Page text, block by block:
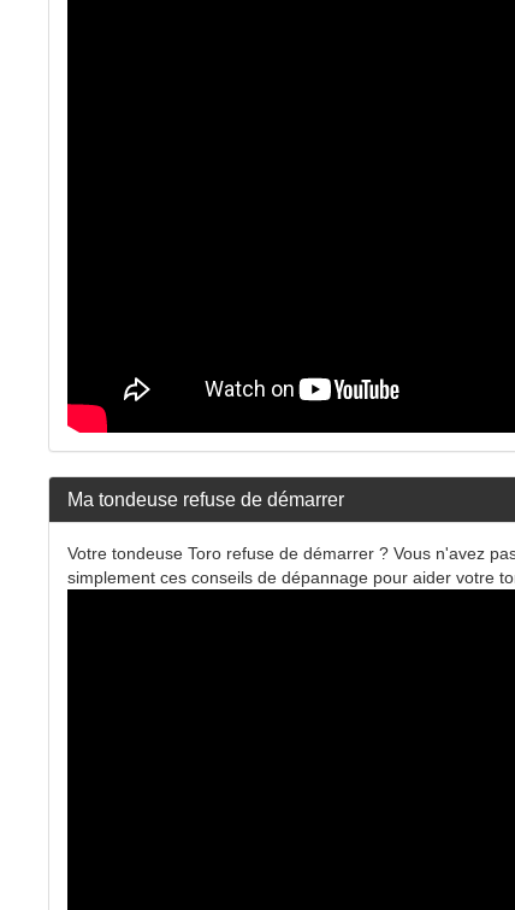
Ma tondeuse refuse de démarrer
Votre tondeuse Toro refuse de démarrer ? Vous n'avez
simplement ces conseils de dépannage pour aider votre